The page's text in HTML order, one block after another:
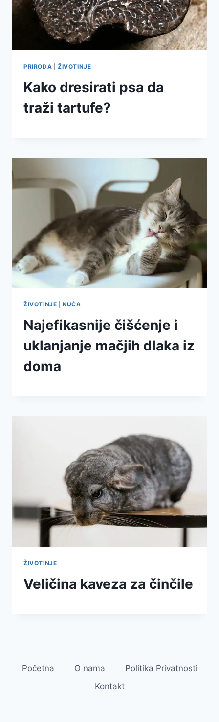
PRIRODA ŽIVOTINJE
Kako dresirati psa da
traži tartufe?
ŽIVOTINJE |KUĆA
Najefikasnije čišćenje i
uklanjanje mačjih dlaka iz
doma
ŽIVOTINJE
Veličina kaveza za činčile
Početna O nama
Politika Privatnosti
Kontakt